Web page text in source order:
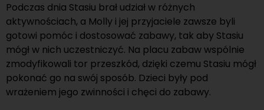
Podczas dnia Stasiu brał udział w różnych
aktywnościach, a Molly i jej przyjaciele zawsze byli
gotowi pomóc i dostosować zabawy, tak aby Stasiu
mógł w nich uczestniczyć. Na placu zabaw wspólnie
zmodyfikowali tor przeszkód, dzięki czemu Stasiu mógł
pokonać go na swój sposób. Dzieci były pod
wrażeniem jego zwinności i chęci do zabawy.